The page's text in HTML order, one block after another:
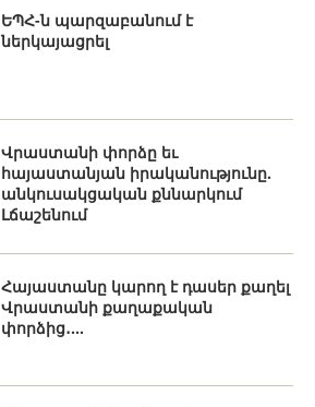
ԵՊՀ-ն պարզաբանում է
ներկայացրել
Վրաստանի փորձը եւ
հայաստանյան իրականությունը.
անկուսակցական քննարկում
Լճաշենում
Հայաստանը կարող է դասեր քաղել
Վրաստանի քաղաքական
փորձից․...